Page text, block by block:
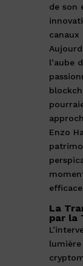
de son
canaux
l’aube
Enzo
La
par la
lumière